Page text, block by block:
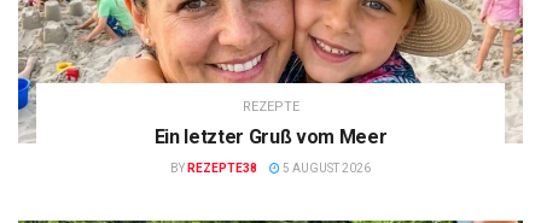
REZEPTE
Ein letzter Gruß vom Meer
BY REZEPTE38 5 AUGUST 2026